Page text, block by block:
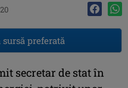
preferată
secretar de stat în